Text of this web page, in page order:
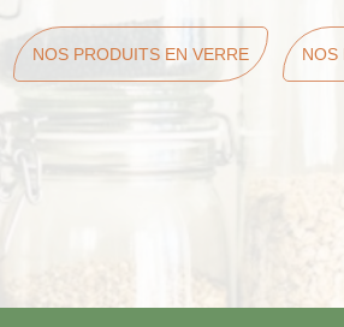
NOS PRODUITS EN VERRE NOS